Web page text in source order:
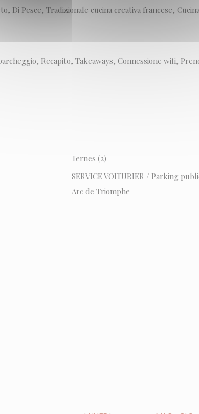
Di Pesce, Tradizionale cucina creativa francese,
Recapito, Takeaways, Connessione wifi,
Ternes (2)
SERVICE VOITURIER / Parking
Arc de Triomphe